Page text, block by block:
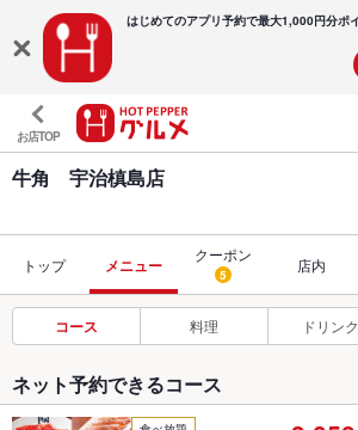
はじめてのアプリ予約で最大1,000円分ポ
お店TOP
牛角 宇治槙島店
トップ メニュー
クーポン
5 店内
コース 料理 ドリンク
ネット予約できるコース